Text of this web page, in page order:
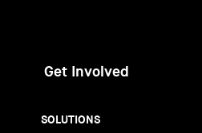
Get Involved
SOLUTIONS